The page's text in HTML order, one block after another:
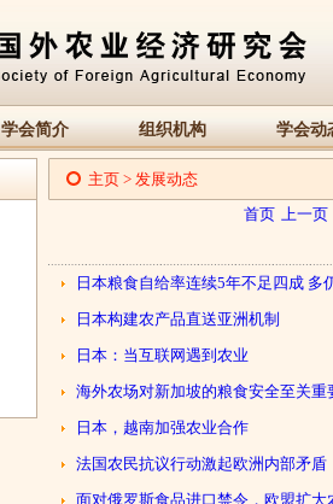
学会简介 组织机构 学会动
主页 > 发展动态
首页 上一页
日本粮食自给率连续5年不足四成 多
日本构建农产品直送亚洲机制
日本：当互联网遇到农业
海外农场对新加坡的粮食安全至关重
日本，越南加强农业合作
法国农民抗议行动激起欧洲内部矛盾
面对俄罗斯食品进口禁令，欧盟扩大